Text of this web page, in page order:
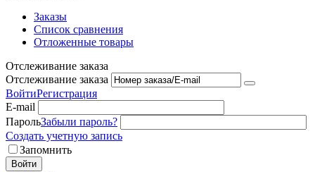
Заказы
Список сравнения
Отложенные товары
Отслеживание заказа
Отслеживание заказа
ВойтиРегистрация
E-mail
ПарольЗабыли пароль?
Создать учетную запись
Запомнить
Войти